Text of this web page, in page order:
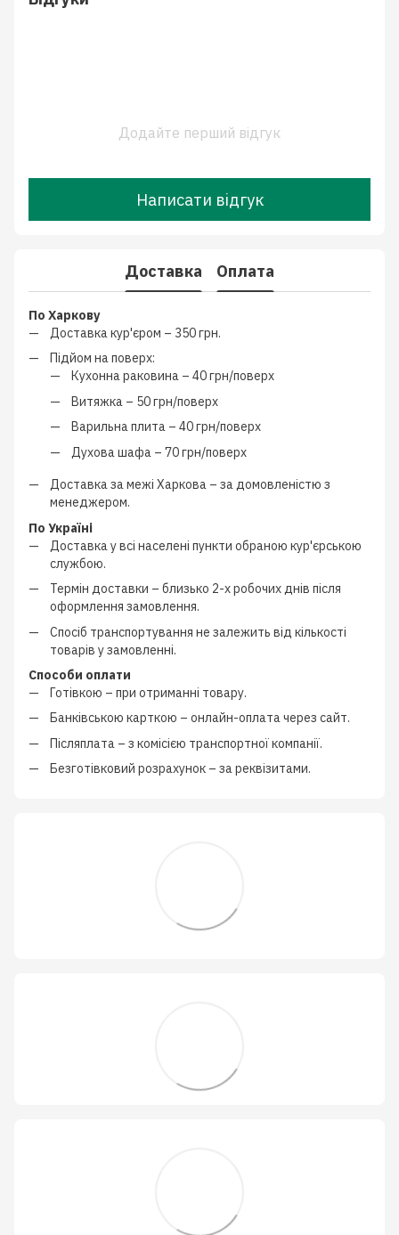
Додайте перший відгук
Написати відгук
Доставка Оплата
По Харкову
Доставка кур'єром – 350 грн.
Підйом на поверх:
Кухонна раковина – 40 грн/поверх
Витяжка – 50 грн/поверх
Варильна плита – 40 грн/поверх
Духова шафа – 70 грн/поверх
Доставка за межі Харкова – за домовленістю з
менеджером.
По Україні
Доставка у всі населені пункти обраною кур'єрською
службою.
Термін доставки – близько 2-х робочих днів після
оформлення замовлення.
Спосіб транспортування не залежить від кількості
товарів у замовленні.
Способи оплати
Готівкою – при отриманні товару.
Банківською карткою – онлайн-оплата через сайт.
Післяплата – з комісією транспортної компанії.
Безготівковий розрахунок – за реквізитами.